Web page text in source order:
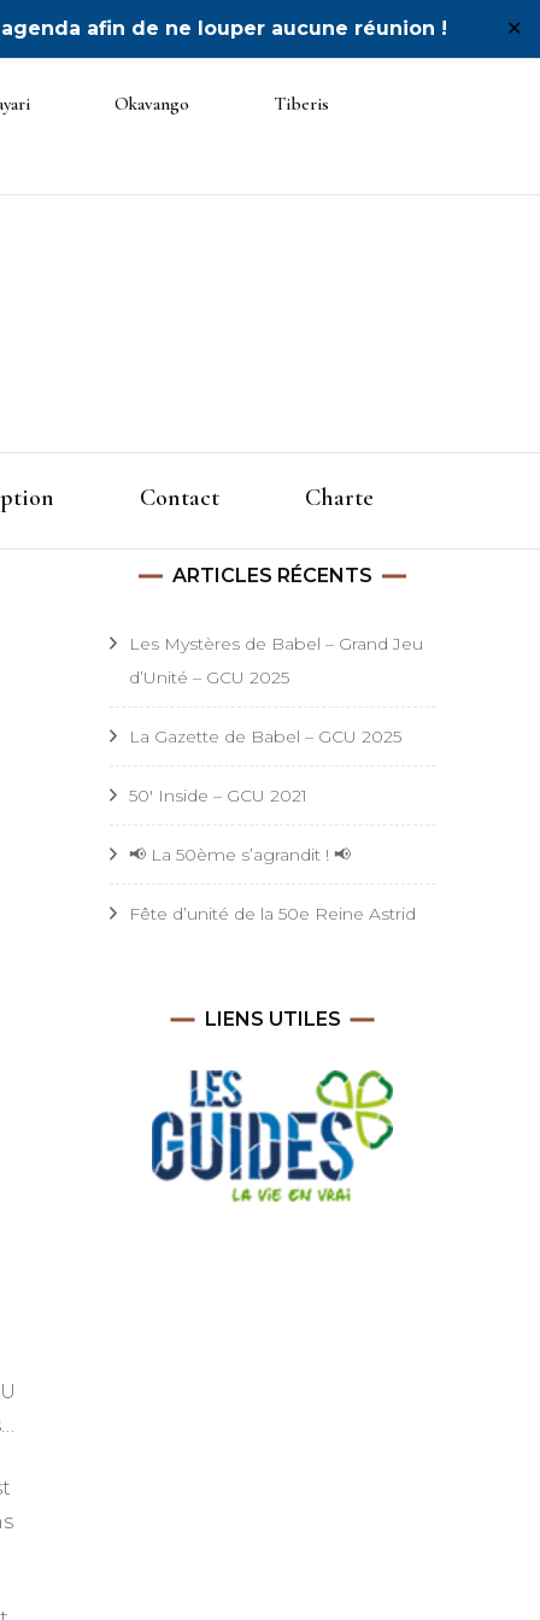
afin de ne louper aucune réunion ! ✕
Okavango Tiberis
Unité
Contact Charte
ARTICLES RÉCENTS
Les Mystères de Babel – Grand Jeu
d’Unité – GCU 2025
La Gazette de Babel – GCU 2025
50′ Inside – GCU 2021
📢 La 50ème s’agrandit ! 📢
Fête d’unité de la 50e Reine Astrid
LIENS UTILES